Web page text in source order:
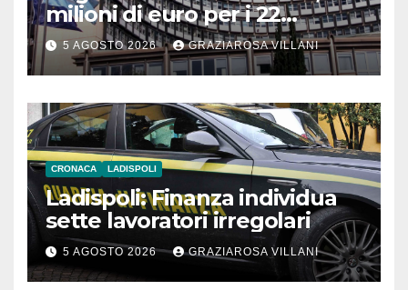
milioni di euro per i 22
Comuni dell’Etruria
Meridionale
5 AGOSTO 2026 GRAZIAROSA VILLANI
CRONACA LADISPOLI
Ladispoli: Finanza individua
sette lavoratori irregolari
5 AGOSTO 2026 GRAZIAROSA VILLANI